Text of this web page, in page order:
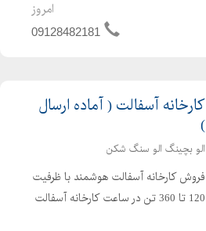
در تولید اسکاچ ، رویه صندلی ماشین ؛
داخل کیف و کفش و لباس ورزشی و غیره
امروز
09128482181
کارخانه آسفالت ( آماده ارسال
)
الو بچینگ الو سنگ شکن
فروش کارخانه آسفالت هوشمند با ظرفیت
120 تا 360 تن در ساعت کارخانه آسفالت